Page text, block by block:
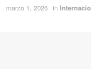
marzo 1, 2026 in